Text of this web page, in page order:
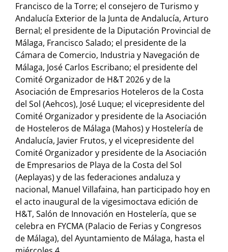
Francisco de la Torre; el consejero de Turismo y
Andalucía Exterior de la Junta de Andalucía, Arturo
Bernal; el presidente de la Diputación Provincial de
Málaga, Francisco Salado; el presidente de la
Cámara de Comercio, Industria y Navegación de
Málaga, José Carlos Escribano; el presidente del
Comité Organizador de H&T 2026 y de la
Asociación de Empresarios Hoteleros de la Costa
del Sol (Aehcos), José Luque; el vicepresidente del
Comité Organizador y presidente de la Asociación
de Hosteleros de Málaga (Mahos) y Hostelería de
Andalucía, Javier Frutos, y el vicepresidente del
Comité Organizador y presidente de la Asociación
de Empresarios de Playa de la Costa del Sol
(Aeplayas) y de las federaciones andaluza y
nacional, Manuel Villafaina, han participado hoy en
el acto inaugural de la vigesimoctava edición de
H&T, Salón de Innovación en Hostelería, que se
celebra en FYCMA (Palacio de Ferias y Congresos
de Málaga), del Ayuntamiento de Málaga, hasta el